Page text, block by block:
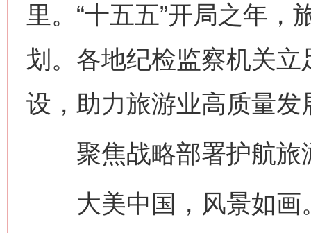
里。“十五五”开局之年
划。各地纪检监察机关
设，助力旅游业高质量发
聚焦战略部署护航旅
大美中国，风景如画